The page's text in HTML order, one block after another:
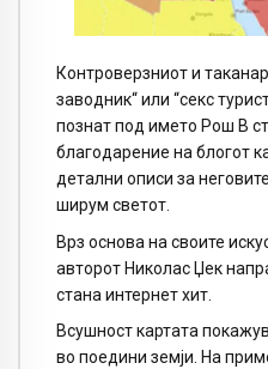
Контроверзниот и
заводник“ или “секс
познат под името Рош В
благодарение на блогот
детални описи за
ширум светот.
Врз основа на своите
авторот Николас Џек
стана интернет хит.
Всушност картата
во поедини земји. На